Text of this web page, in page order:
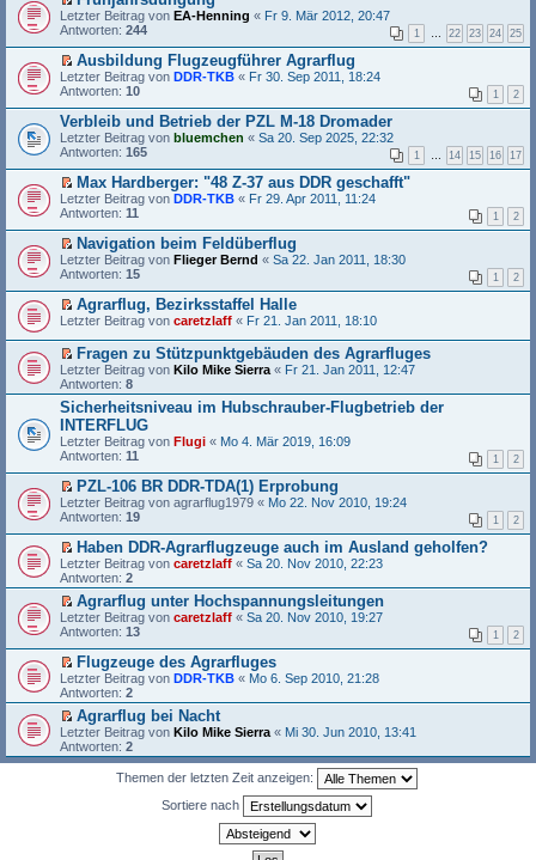
g
t
r
a
g
r
B
r
a
g
s
e
n
e
r
B
e
i
t
r
a
g
g
e
e
s
e
n
e
r
B
e
i
r
a
g
e
r
u
n
g
e
e
s
e
n
e
r
B
e
i
r
a
g
E
r
e
r
u
n
g
e
l
e
s
e
n
e
r
B
e
r
a
g
Letzter Beitrag von EA-Henning « Fr 9. Mär 2012, 20:47
Antworten: 244 1 … 22 23 24 25
E
r
t
e
r
u
n
g
e
l
e
s
e
n
e
B
i
r
a
g
Ausbildung Flugzeugführer Agrarflug
Letzter Beitrag von DDR-TKB « Fr 30. Sep 2011, 18:24
Antworten: 10 1 2
Verbleib und Betrieb der PZL M-18 Dromader
Letzter Beitrag von bluemchen « Sa 20. Sep 2025, 22:32
Antworten: 165 1 … 14 15 16 17
E
r
e
r
u
n
g
e
l
e
s
e
n
e
r
B
e
r
a
g
Max Hardberger: "48 Z-37 aus DDR geschafft"
Letzter Beitrag von DDR-TKB « Fr 29. Apr 2011, 11:24
Antworten: 11 1 2
E
r
e
r
u
n
g
e
l
e
s
e
n
e
B
e
r
a
g
Navigation beim Feldüberflug
Letzter Beitrag von Flieger Bernd « Sa 22. Jan 2011, 18:30
Antworten: 15 1 2
E
s
e
r
u
n
g
e
l
e
s
e
n
e
B
e
i
r
a
g
Agrarflug, Bezirksstaffel Halle
Letzter Beitrag von caretzlaff « Fr 21. Jan 2011, 18:10
E
r
s
t
e
r
u
g
e
l
e
s
e
n
e
B
e
i
t
r
a
g
Fragen zu Stützpunktgebäuden des Agrarfluges
Letzter Beitrag von Kilo Mike Sierra « Fr 21. Jan 2011, 12:47
Antworten: 8
Sicherheitsniveau im Hubschrauber-Flugbetrieb der
INTERFLUG
Letzter Beitrag von Flugi « Mo 4. Mär 2019, 16:09
Antworten: 11 1 2
E
r
e
r
u
n
g
e
e
s
e
n
e
r
B
e
PZL-106 BR DDR-TDA(1) Erprobung
Letzter Beitrag von agrarflug1979 « Mo 22. Nov 2010, 19:24
Antworten: 19 1 2
E
r
s
e
r
u
n
g
e
l
e
s
e
n
Haben DDR-Agrarflugzeuge auch im Ausland geholfen?
Letzter Beitrag von caretzlaff « Sa 20. Nov 2010, 22:23
Antworten: 2
E
r
e
r
u
n
g
e
l
Agrarflug unter Hochspannungsleitungen
Letzter Beitrag von caretzlaff « Sa 20. Nov 2010, 19:27
Antworten: 13 1 2
E
r
s
e
r
u
Flugzeuge des Agrarfluges
Letzter Beitrag von DDR-TKB « Mo 6. Sep 2010, 21:28
Antworten: 2
E
r
s
Agrarflug bei Nacht
Letzter Beitrag von Kilo Mike Sierra « Mi 30. Jun 2010, 13:41
Antworten: 2
Themen der letzten Zeit anzeigen:
Sortiere nach